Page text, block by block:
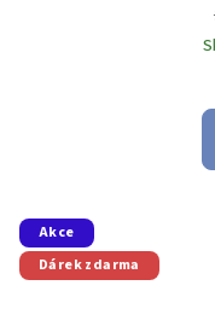
Akce
Dárek zdarma